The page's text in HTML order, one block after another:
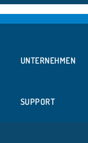
UNTERNEHMEN
SUPPORT